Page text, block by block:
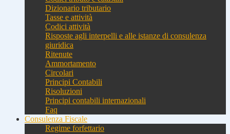
Dizionario tributario
Tasse e attività
Codici attività
Risposte agli interpelli e alle istanze di consulenza
giuridica
Ritenute
Ammortamento
Circolari
Principi Contabili
Risoluzioni
Principi contabili internazionali
Faq
Consulenza Fiscale
Regime forfettario